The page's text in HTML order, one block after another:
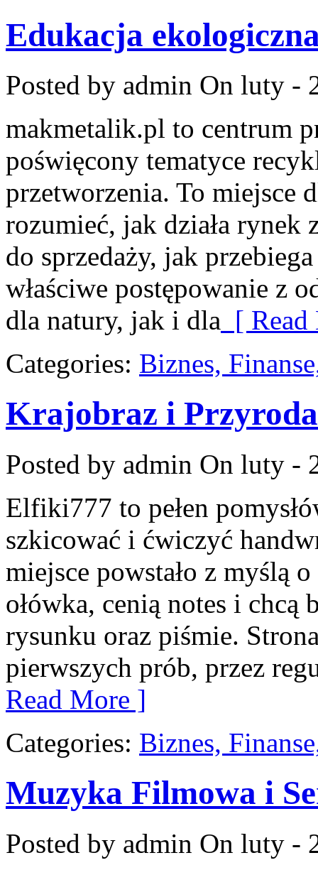
Edukacja
Posted by admin On luty -
makmetalik.pl to centrum
poświęcony tematyce
przetworzenia. To miejsce
rozumieć, jak działa rynek
do sprzedaży, jak
właściwe postępowanie z
dla natury, jak i dla [
Categories: Biznes,
Krajobraz i Przyroda
Posted by admin On luty -
Elfiki777 to pełen
szkicować i ćwiczyć
miejsce powstało z myślą
ołówka, cenią notes i chcą
rysunku oraz piśmie.
pierwszych prób, przez
Read More ]
Categories: Biznes,
Muzyka Filmowa i
Posted by admin On luty -